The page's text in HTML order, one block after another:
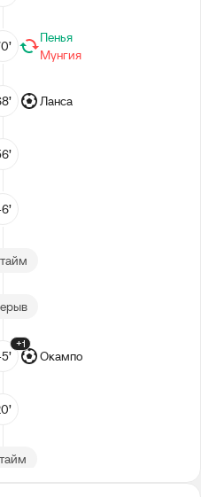
Пенья
Мунгия
Ланса
+1
Окампо